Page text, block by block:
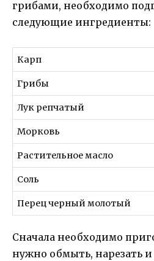
грибами, необходимо
следующие ингредиенты:
Карп
Грибы
Лук репчатый
Морковь
Растительное масло
Соль
Перец черный молотый
Сначала необходимо
нужно обмыть, нарезать